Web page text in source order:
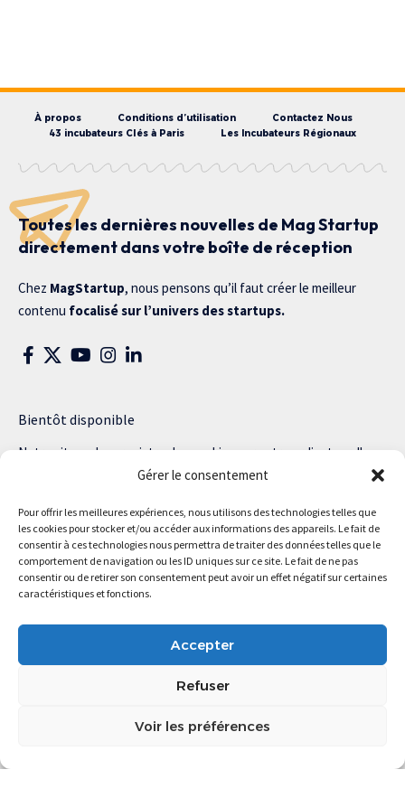
Gérer le consentement
Pour offrir les meilleures expériences, nous utilisons des technologies telles que
les cookies pour stocker et/ou accéder aux informations des appareils. Le fait de
consentir à ces technologies nous permettra de traiter des données telles que le
comportement de navigation ou les ID uniques sur ce site. Le fait de ne pas
consentir ou de retirer son consentement peut avoir un effet négatif sur certaines
caractéristiques et fonctions.
Accepter
Refuser
Voir les préférences
À propos Conditions d’utilisation
Contactez Nous
43 incubateurs Clés à Paris
Les Incubateurs Régionaux
Toutes les dernières nouvelles de Mag Startup
directement dans votre boîte de réception
Chez MagStartup, nous pensons qu’il faut créer le meilleur
contenu focalisé sur l’univers des startups.
Bientôt disponible
Notre site web enregistre des cookies sur votre ordinateur. Ils
nous permettent de nous souvenir de vous et de personnaliser
Lisez notre politique de confidentialité pour plus d’informations.